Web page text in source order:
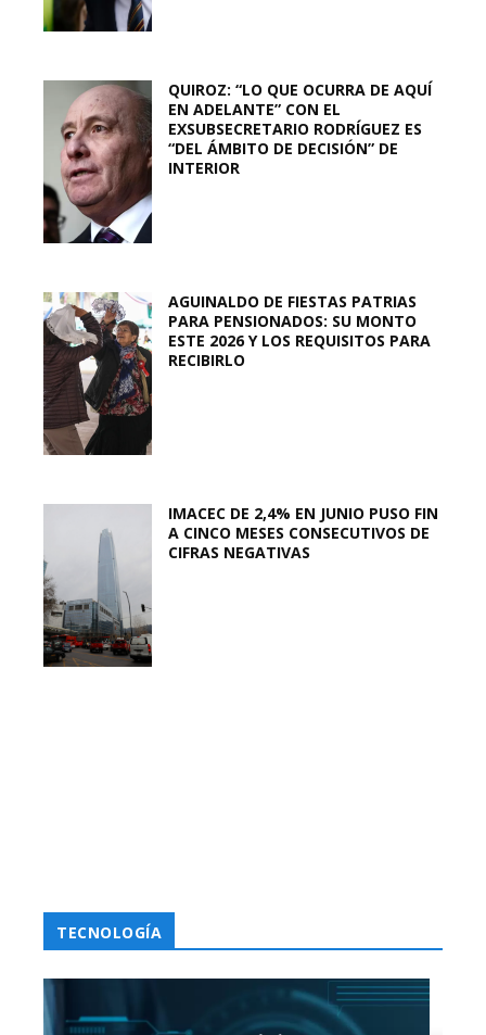
QUIROZ: “LO QUE OCURRA DE AQUÍ
EN ADELANTE” CON EL
EXSUBSECRETARIO RODRÍGUEZ ES
“DEL ÁMBITO DE DECISIÓN” DE
INTERIOR
AGUINALDO DE FIESTAS PATRIAS
PARA PENSIONADOS: SU MONTO
ESTE 2026 Y LOS REQUISITOS PARA
RECIBIRLO
IMACEC DE 2,4% EN JUNIO PUSO FIN
A CINCO MESES CONSECUTIVOS DE
CIFRAS NEGATIVAS
TECNOLOGÍA